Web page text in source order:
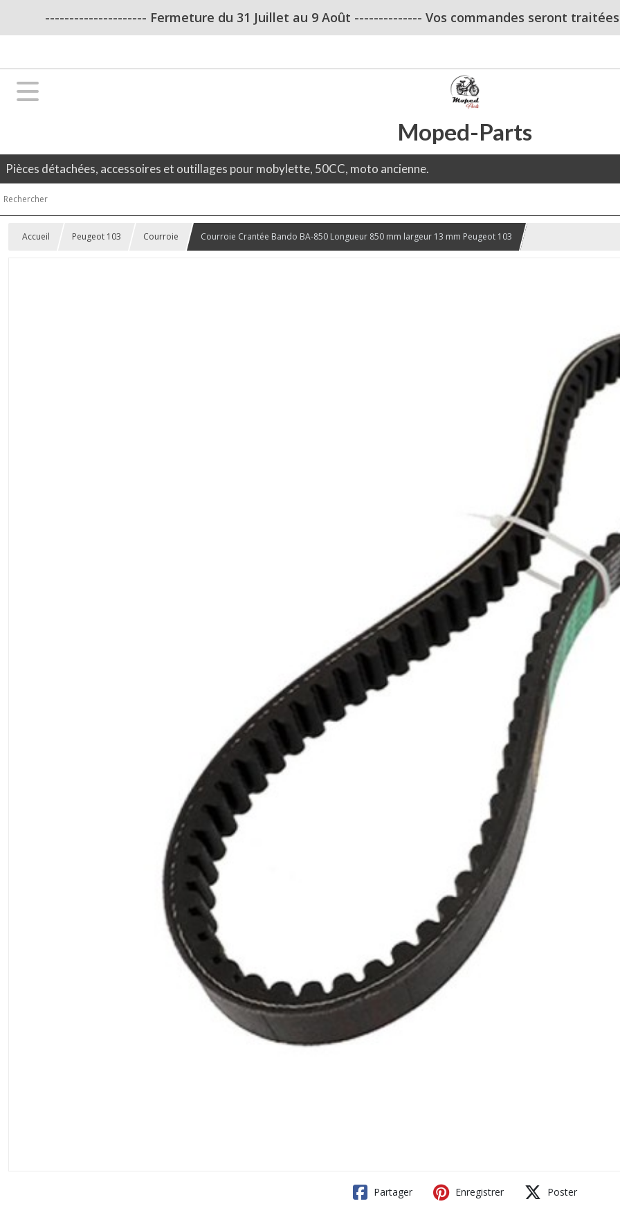
--------------------- Fermeture du 31 Juillet au 9 Août -------------- Vos commandes seront
Moped-Parts
Pièces détachées, accessoires et outillages pour mobylette, 50CC, moto ancienne.
Accueil Peugeot 103 Courroie Courroie Crantée Bando BA-850 Longueur 850 mm largeur 13 mm Peugeot 103
Partager Enregistrer Poster